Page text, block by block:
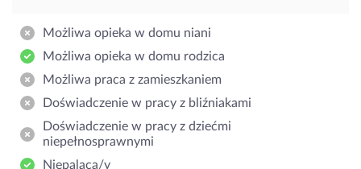
Możliwa opieka w domu niani
Możliwa opieka w domu rodzica
Możliwa praca z zamieszkaniem
Doświadczenie w pracy z bliźniakami
Doświadczenie w pracy z dziećmi
niepełnosprawnymi
Niepaląca/y